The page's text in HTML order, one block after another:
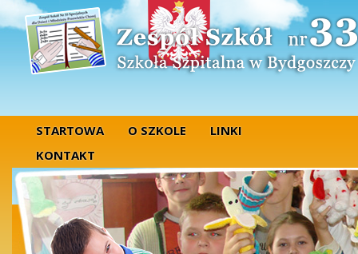
STARTOWA O SZKOLE
LINKI
KONTAKT